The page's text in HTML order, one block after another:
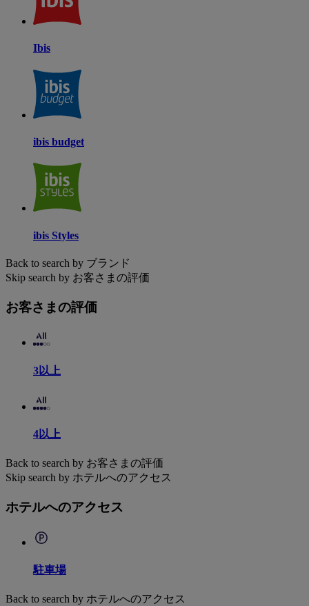
Ibis
ibis budget
ibis Styles
Back to search by ブランド
Skip search by お客さまの評価
お客さまの評価
3以上
4以上
Back to search by お客さまの評価
Skip search by ホテルへのアクセス
ホテルへのアクセス
駐車場
Back to search by ホテルへのアクセス